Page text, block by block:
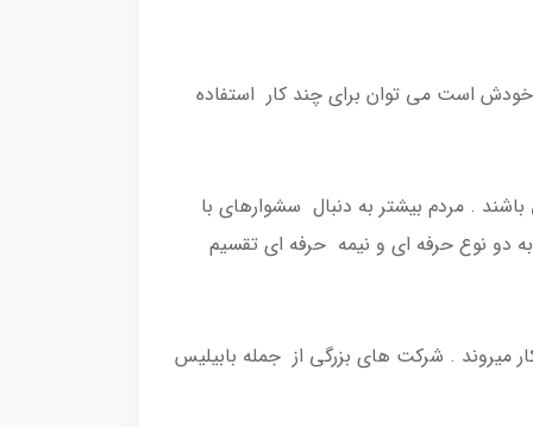
خودش است می توان برای چند کار استفاده
. مردم بیشتر به دنبال سشوارهای با
دو نوع حرفه ای و نیمه حرفه ای تقسیم
میروند . شرکت های بزرگی از جمله بابیلیس